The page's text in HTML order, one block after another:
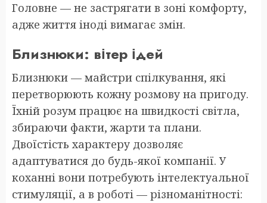
Головне — не застрягати в зоні комфорту,
адже життя іноді вимагає змін.
Близнюки: вітер ідей
Близнюки — майстри спілкування, які
перетворюють кожну розмову на пригоду.
Їхній розум працює на швидкості світла,
збираючи факти, жарти та плани.
Двоїстість характеру дозволяє
адаптуватися до будь-якої компанії. У
коханні вони потребують інтелектуальної
стимуляції, а в роботі — різноманітності: